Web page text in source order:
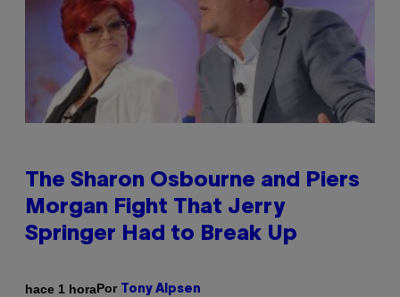
The Sharon Osbourne and Piers
Morgan Fight That Jerry
Springer Had to Break Up
hace 1 horaPor Tony Alpsen